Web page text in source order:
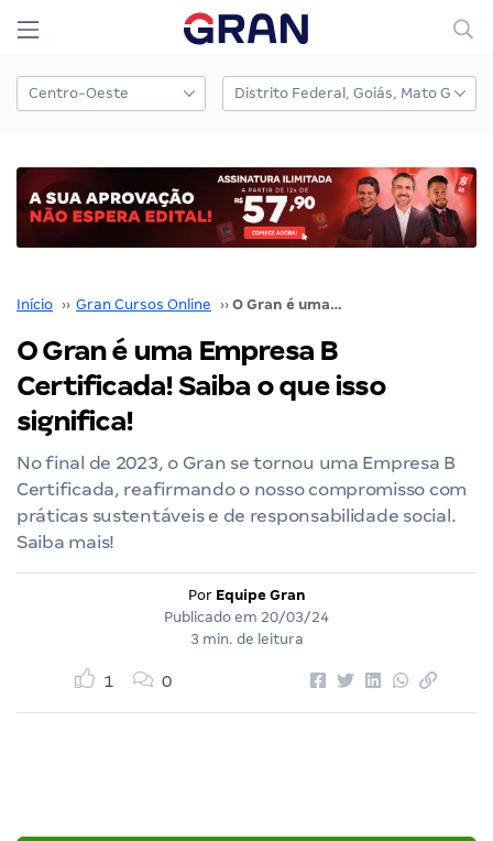
Início ›› Gran Cursos Online ›› O Gran é uma Empresa B Certificada! Saiba o que isso significa!
O Gran é uma Empresa B
Certificada! Saiba o que isso
significa!
No final de 2023, o Gran se tornou uma Empresa B
Certificada, reafirmando o nosso compromisso com
práticas sustentáveis e de responsabilidade social.
Saiba mais!
Por Equipe Gran
Publicado em 20/03/24
3 min. de leitura
1 0